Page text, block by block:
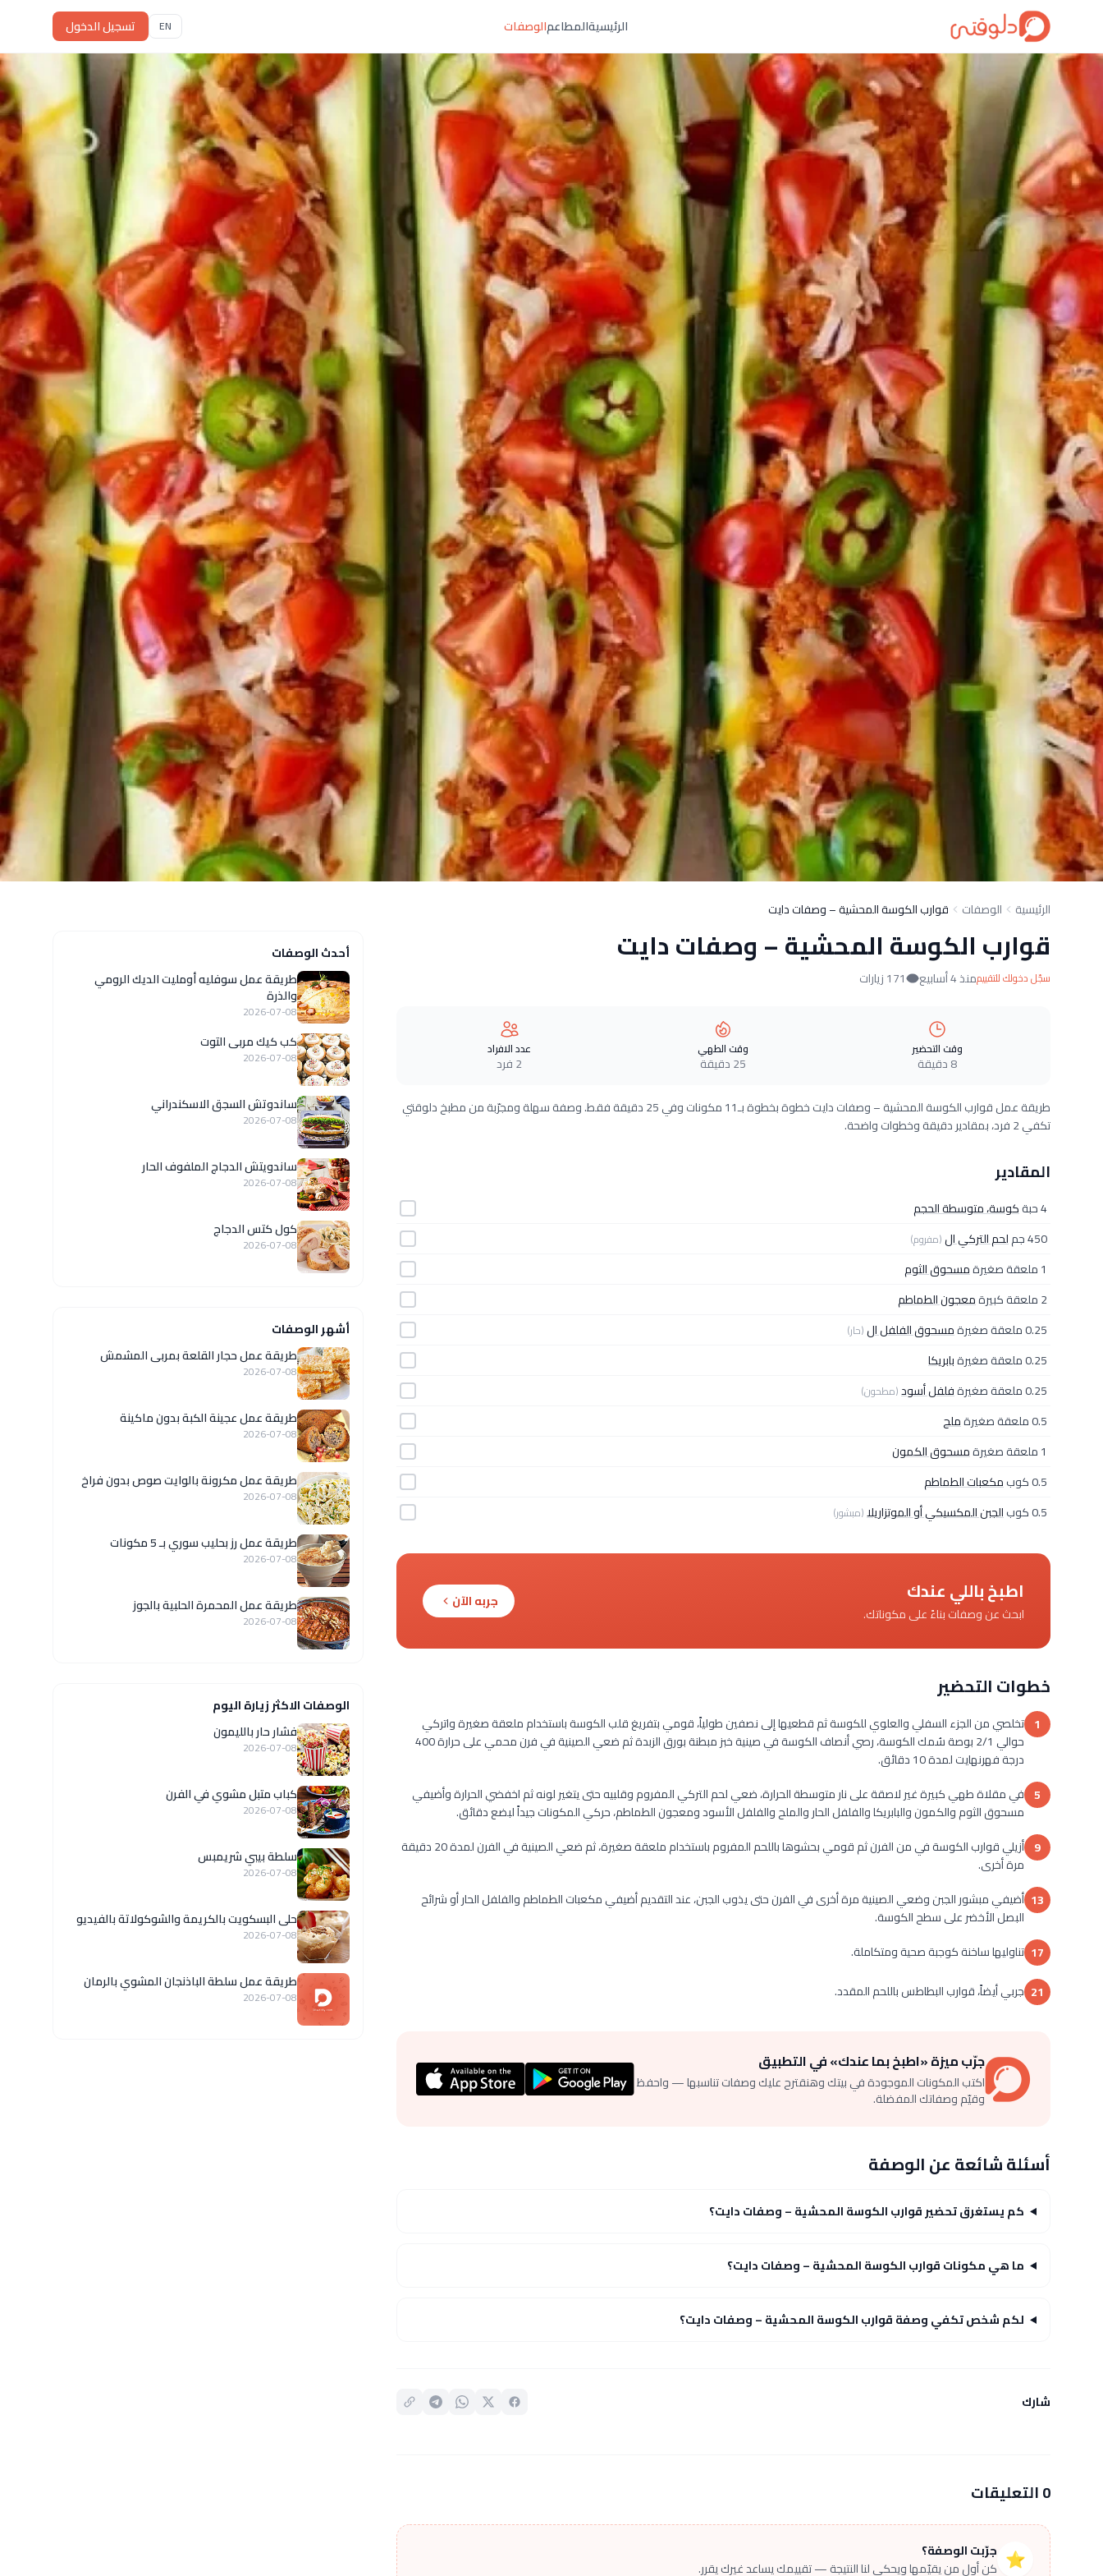
الرئيسيةالمطاعمالوصفات EN تسجيل الدخول
الرئيسية الوصفات قوارب الكوسة المحشية – وصفات دايت
قوارب الكوسة المحشية – وصفات دايت
سجّل دخولك للتقييممنذ 4 أسابيع 171 زيارات
وقت التحضير
8 دقيقة
وقت الطهي
25 دقيقة
عدد الافراد
2 فرد
طريقة عمل قوارب الكوسة المحشية – وصفات دايت خطوة بخطوة بـ11 مكونات وفي 25 دقيقة فقط. وصفة سهلة ومجرّبة من مطبخ دلوقتي
تكفي 2 فرد، بمقادير دقيقة وخطوات واضحة.
المقادير
4 حبة
كوسة، متوسطة الحجم
450 جم
لحم التركي ال(مفروم)
1 ملعقة صغيرة
مسحوق الثوم
2 ملعقة كبيرة
معجون الطماطم
0.25 ملعقة صغيرة
مسحوق الفلفل ال(حار)
0.25 ملعقة صغيرة
بابريكا
0.25 ملعقة صغيرة
فلفل أسود(مطحون)
0.5 ملعقة صغيرة
ملح
1 ملعقة صغيرة
مسحوق الكمون
0.5 كوب
مكعبات الطماطم
0.5 كوب
الجبن المكسيكي أو الموتزاريلا(مبشور)
اطبخ باللي عندك
ابحث عن وصفات بناءً على مكوناتك.
جربه الآن
خطوات التحضير
1 تخلصي من الجزء السفلي والعلوي للكوسة ثم قطعيها إلى نصفين طولياً، قومي بتفريغ قلب الكوسة باستخدام ملعقة صغيرة واتركي
حوالي 2/1 بوصة سُمك الكوسة، رصي أنصاف الكوسة في صينية خبز مبطنة بورق الزبدة ثم ضعي الصينية في فرن محمي على حرارة 400
درجة فهرنهايت لمدة 10 دقائق.
5 في مقلاة طهي كبيرة غير لاصقة على نار متوسطة الحرارة، ضعي لحم التركي المفروم وقلبيه حتى يتغير لونه ثم اخفضي الحرارة وأضيفي
مسحوق الثوم والكمون والبابريكا والفلفل الحار والملح والفلفل الأسود ومعجون الطماطم، حركي المكونات جيداً لبضع دقائق.
9
أزيلي قوارب الكوسة في من الفرن ثم قومي بحشوها باللحم المفروم باستخدام ملعقة صغيرة، ثم ضعي الصينية في الفرن لمدة 20 دقيقة
مرة أخرى.
13 أضيفي مبشور الجبن وضعي الصينية مرة أخرى في الفرن حتى يذوب الجبن، عند التقديم أضيفي مكعبات الطماطم والفلفل الحار أو شرائح
البصل الأخضر على سطح الكوسة.
17 تناوليها ساخنة كوجبة صحية ومتكاملة.
21 جربي أيضاً، قوارب البطاطس باللحم المقدد.
جرّب ميزة «اطبخ بما عندك» في التطبيق
اكتب المكونات الموجودة في بيتك وهنقترح عليك وصفات تناسبها — واحفظ
وقيّم وصفاتك المفضلة.
أسئلة شائعة عن الوصفة
كم يستغرق تحضير قوارب الكوسة المحشية – وصفات دايت؟
ما هي مكونات قوارب الكوسة المحشية – وصفات دايت؟
لكم شخص تكفي وصفة قوارب الكوسة المحشية – وصفات دايت؟
شارك
0 التعليقات
⭐ جرّبت الوصفة؟
كن أول من يقيّمها ويحكي لنا النتيجة — تقييمك يساعد غيرك يقرر.
أحدث الوصفات
طريقة عمل سوفليه أومليت الديك الرومي
والذرة
2026-07-08
كب كيك مربى التوت
2026-07-08
ساندوتش السجق الاسكندراني
2026-07-08
ساندويتش الدجاج الملفوف الحار
2026-07-08
كول كتس الدجاج
2026-07-08
أشهر الوصفات
طريقة عمل حجار القلعة بمربى المشمش
2026-07-08
طريقة عمل عجينة الكبة بدون ماكينة
2026-07-08
طريقة عمل مكرونة بالوايت صوص بدون فراخ
2026-07-08
طريقة عمل رز بحليب سوري بـ 5 مكونات
2026-07-08
طريقة عمل المحمرة الحلبية بالجوز
2026-07-08
الوصفات الاكثر زيارة اليوم
فشار حار بالليمون
2026-07-08
كباب متبل مشوي في الفرن
2026-07-08
سلطة بيبي شريمبس
2026-07-08
حلى البسكويت بالكريمة والشوكولاتة بالفيديو
2026-07-08
طريقة عمل سلطة الباذنجان المشوي بالرمان
2026-07-08